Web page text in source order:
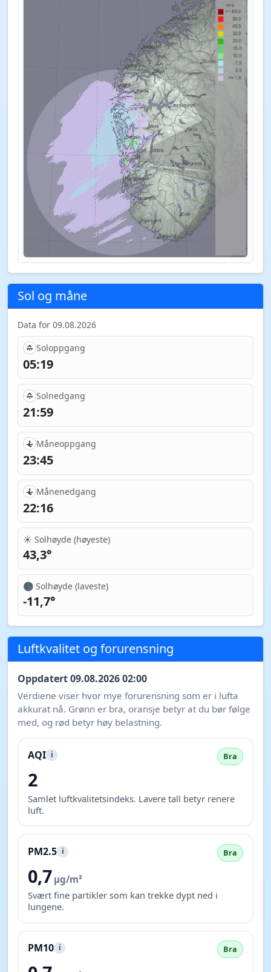
Sol og måne
Data for 09.08.2026
Soloppgang
05:19
Solnedgang
21:59
Måneoppgang
23:45
Månenedgang
22:16
☀️ Solhøyde (høyeste)
43,3°
🌑 Solhøyde (laveste)
-11,7°
Luftkvalitet og forurensning
Oppdatert 09.08.2026 02:00
Verdiene viser hvor mye forurensning som er i lufta
akkurat nå. Grønn er bra, oransje betyr at du bør følge
med, og rød betyr høy belastning.
AQI i Bra
2
Samlet luftkvalitetsindeks. Lavere tall betyr renere
luft.
PM2.5 i Bra
0,7 µg/m³
Svært fine partikler som kan trekke dypt ned i
lungene.
PM10 i Bra